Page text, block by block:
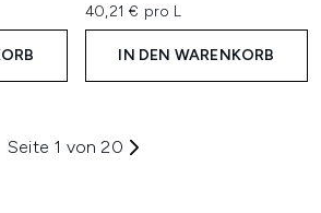
40,21 € pro L
IN DEN WARENKORB
Seite 1 von 20